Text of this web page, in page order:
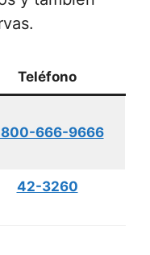
Teléfono
666-9666
42-3260